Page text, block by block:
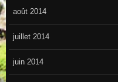
août 2014
juillet 2014
juin 2014